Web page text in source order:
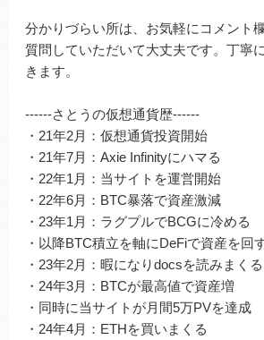
分かりづらい所は、お気軽にコメント
質問していただいて大丈夫です。丁寧
きます。
------さとうの仮想通貨歴------
・21年2月：仮想通貨投資開始
・21年7月：Axie Infinityにハマる
・22年1月：当サイトを運営開始
・22年6月：BTC暴落で資産激減
・23年1月：ラグプルでBCGに冷める
・以降BTC積立を軸にDeFiで資産を回
・23年2月：暇になりdocsを読みまくる
・24年3月：BTCが最高値で資産増
・同時に当サイトが月間5万PVを達成
・24年4月：ETHを買いまくる